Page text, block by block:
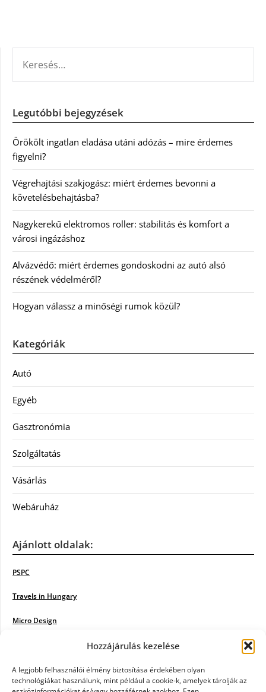
Hozzájárulás kezelése
A legjobb felhasználói élmény biztosítása érdekében olyan
technológiákat használunk, mint például a cookie-k, amelyek tárolják az
Legutóbbi bejegyzések
Örökölt ingatlan eladása utáni adózás – mire érdemes
figyelni?
Végrehajtási szakjogász: miért érdemes bevonni a
követelésbehajtásba?
Nagykerekű elektromos roller: stabilitás és komfort a
városi ingázáshoz
Alvázvédő: miért érdemes gondoskodni az autó alsó
részének védelméről?
Hogyan válassz a minőségi rumok közül?
Kategóriák
Autó
Egyéb
Gasztronómia
Szolgáltatás
Vásárlás
Webáruház
Ajánlott oldalak:
PSPC
Travels in Hungary
Micro Design
Poiwiki